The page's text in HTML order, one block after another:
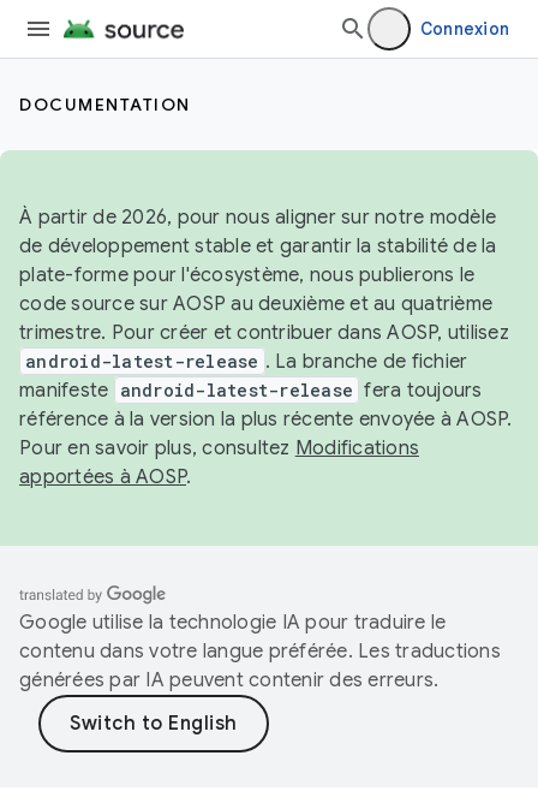
Connexion
DOCUMENTATION
À partir de 2026, pour nous aligner sur notre modèle
de développement stable et garantir la stabilité de la
plate-forme pour l'écosystème, nous publierons le
code source sur AOSP au deuxième et au quatrième
trimestre. Pour créer et contribuer dans AOSP, utilisez
android-latest-release . La branche de fichier
manifeste android-latest-release fera toujours
référence à la version la plus récente envoyée à AOSP.
Pour en savoir plus, consultez Modifications
apportées à AOSP.
Google utilise la technologie IA pour traduire le
contenu dans votre langue préférée. Les traductions
générées par IA peuvent contenir des erreurs.